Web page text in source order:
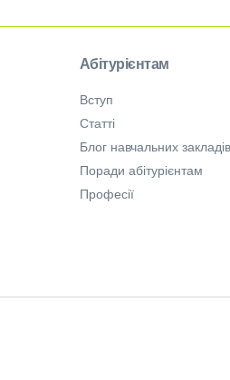
Абітурієнтам
Вступ
Статті
Блог навчальних закладів
Поради абітурієнтам
Професії